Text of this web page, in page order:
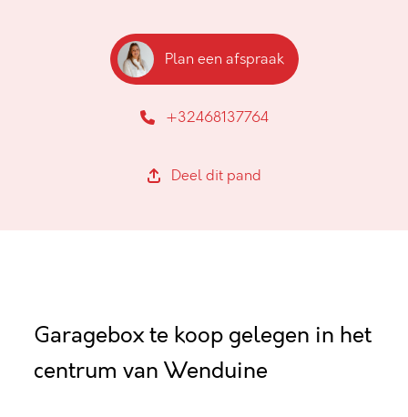
Plan een afspraak
+32468137764
Deel dit pand
Garagebox te koop gelegen in het
centrum van Wenduine